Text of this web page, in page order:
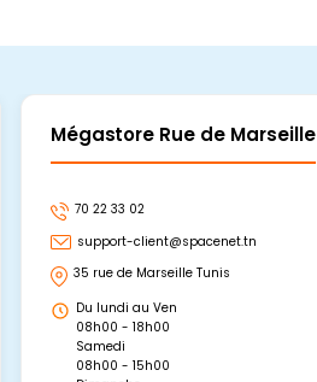
Mégastore Rue de Marseille
70 22 33 02
support-client@spacenet.tn
35 rue de Marseille Tunis
Du lundi au Ven
08h00 - 18h00
Samedi
08h00 - 15h00